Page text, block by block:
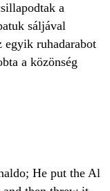
a
sáljával
egyik ruhadarabot
a közönség
He put the Al